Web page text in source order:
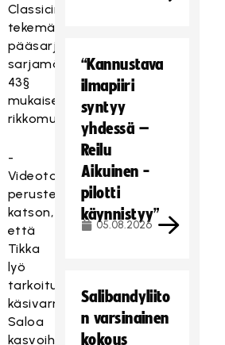
Classicin
tekemällä
pääsarjojen
sarjamääräysten
43§
mukaisella
rikkomusilmoituksella.
-
Videotallenteen
perusteella
katson,
että
Tikka
lyö
tarkoituksella
käsivarrellaan
Saloa
kasvoihin,
“Kannustava
ilmapiiri
syntyy
yhdessä –
Reilu
Aikuinen -
pilotti
käynnistyy”
05.08.2026
Salibandyliito
n varsinainen
kokous